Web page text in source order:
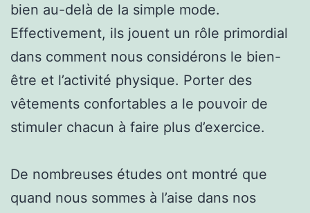
bien au-delà de la simple mode.
Effectivement, ils jouent un rôle primordial
dans comment nous considérons le bien-
être et l’activité physique. Porter des
vêtements confortables a le pouvoir de
stimuler chacun à faire plus d’exercice.
De nombreuses études ont montré que
quand nous sommes à l’aise dans nos